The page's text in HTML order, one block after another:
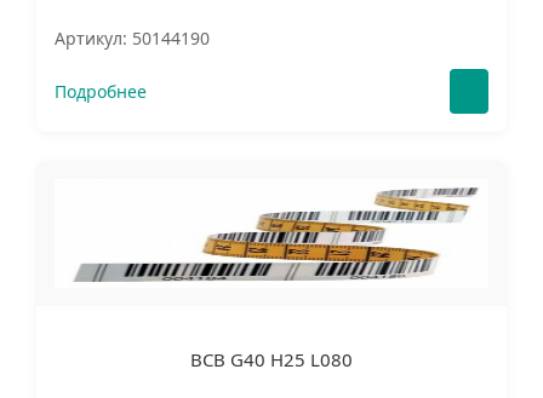
Артикул: 50144190
Подробнее
BCB G40 H25 L080